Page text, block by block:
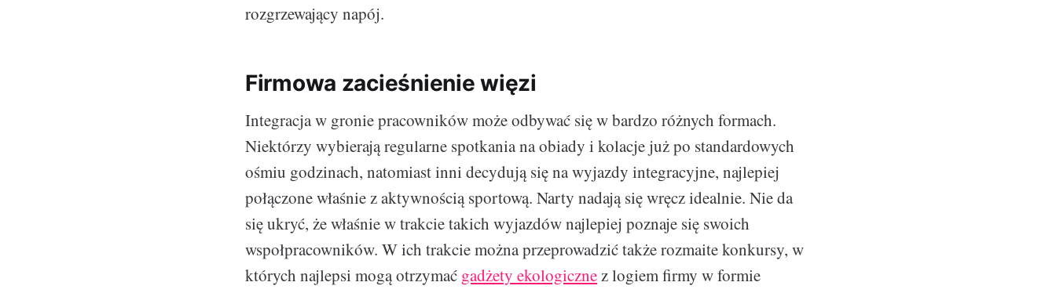
rozgrzewający napój.
Firmowa zacieśnienie więzi
Integracja w gronie pracowników może odbywać się w bardzo różnych formach.
Niektórzy wybierają regularne spotkania na obiady i kolacje już po standardowych
ośmiu godzinach, natomiast inni decydują się na wyjazdy integracyjne, najlepiej
połączone właśnie z aktywnością sportową. Narty nadają się wręcz idealnie. Nie da
się ukryć, że właśnie w trakcie takich wyjazdów najlepiej poznaje się swoich
wspołpracowników. W ich trakcie można przeprowadzić także rozmaite konkursy, w
których najlepsi mogą otrzymać gadżety ekologicznez logiem firmy w formie